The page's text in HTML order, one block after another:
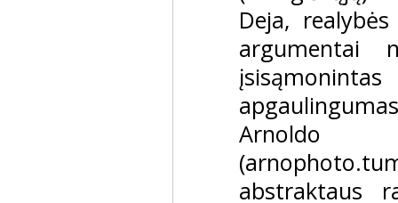
Deja,
argumentai
Arnoldo
abstraktaus